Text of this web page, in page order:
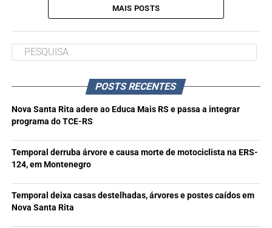
MAIS POSTS
POSTS RECENTES
Nova Santa Rita adere ao Educa Mais RS e passa a integrar
programa do TCE-RS
Temporal derruba árvore e causa morte de motociclista na ERS-
124, em Montenegro
Temporal deixa casas destelhadas, árvores e postes caídos em
Nova Santa Rita